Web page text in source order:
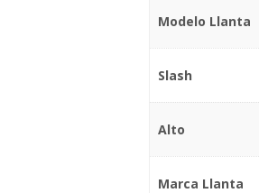
Modelo Llanta
Slash
Alto
Marca Llanta